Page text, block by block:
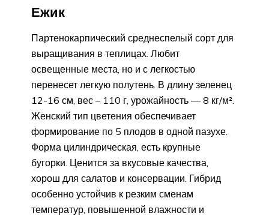
Ежик
Партенокарпический среднеспелый сорт для
выращивания в теплицах. Любит
освещенные места, но и с легкостью
перенесет легкую полутень. В длину зеленец
12-16 см, вес – 110 г, урожайность — 8 кг/м².
Женский тип цветения обеспечивает
формирование по 5 плодов в одной пазухе.
Форма цилиндрическая, есть крупные
бугорки. Ценится за вкусовые качества,
хорош для салатов и консервации. Гибрид
особенно устойчив к резким сменам
температур, повышенной влажности и